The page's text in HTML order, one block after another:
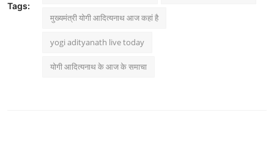
Tags:
मुख्यमंत्री योगी आदित्यनाथ आज कहां है
yogi adityanath live today
योगी आदित्यनाथ के आज के समाचा